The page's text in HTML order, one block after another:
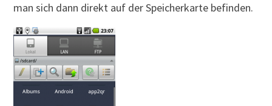
man sich dann direkt auf der Speicherkarte befinden.